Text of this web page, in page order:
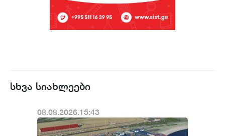
სხვა სიახლეები
08.08.2026.15:43